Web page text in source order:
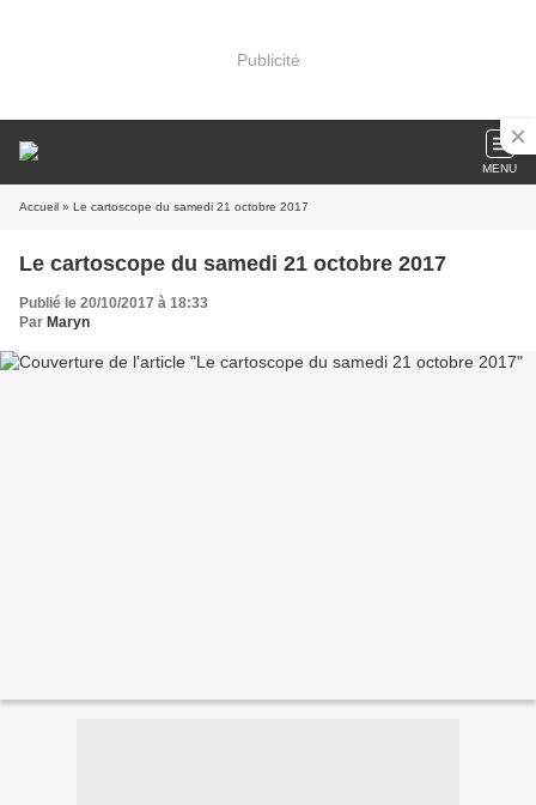
Publicité
MENU
Accueil » Le cartoscope du samedi 21 octobre 2017
Le cartoscope du samedi 21 octobre 2017
Publié le 20/10/2017 à 18:33
Par Maryn